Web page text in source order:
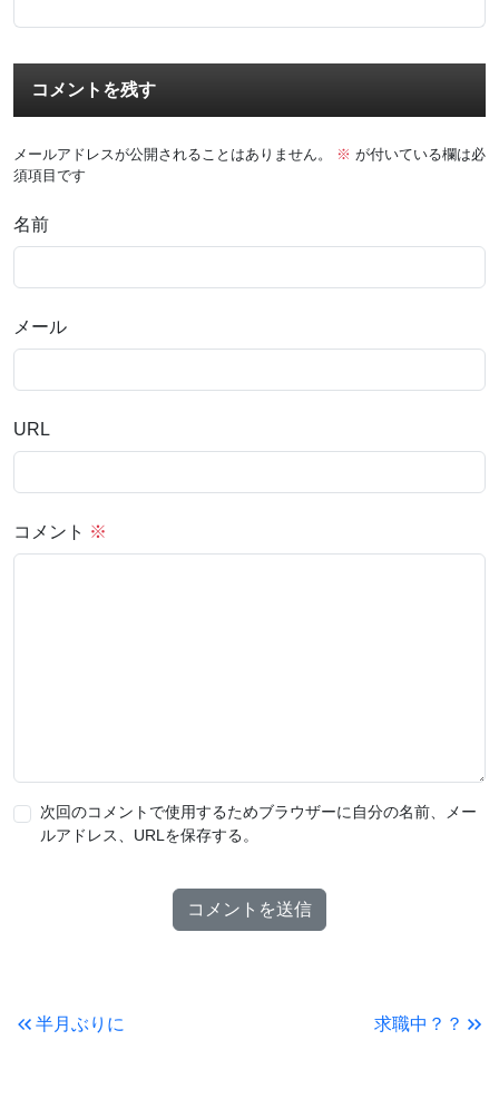
コメントを残す
メールアドレスが公開されることはありません。 ※ が付いている欄は必
須項目です
名前
メール
URL
コメント ※
次回のコメントで使用するためブラウザーに自分の名前、メー
ルアドレス、URLを保存する。
半月ぶりに 求職中？？